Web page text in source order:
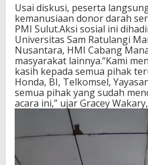
Usai diskusi, peserta
kemanusiaan donor darah
PMI Sulut.Aksi sosial ini
Universitas Sam Ratulangi
Nusantara, HMI Cabang
masyarakat lainnya.“Kami
kasih kepada semua pihak
Honda, BI, Telkomsel,
semua pihak yang sudah
acara ini,” ujar Gracey